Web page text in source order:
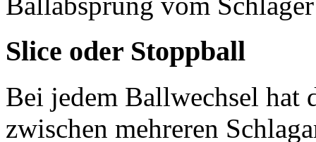
Slice oder Stoppball
Bei jedem Ballwechsel hat
zwischen mehreren